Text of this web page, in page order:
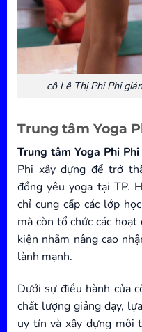
cô Lê Thị Phi Phi
Trung tâm Yoga
Trung tâm Yoga Phi Phi
Phi xây dựng để trở
đồng yêu yoga tại TP.
chỉ cung cấp các lớp
mà còn tổ chức các
kiện nhằm nâng cao
lành mạnh.
Dưới sự điều hành của
chất lượng giảng dạy,
uy tín và xây dựng môi